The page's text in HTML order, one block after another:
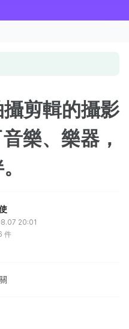
攝剪輯的攝影
樂、樂器，
20:01
件